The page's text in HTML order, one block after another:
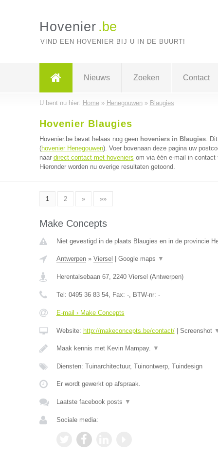
Hovenier .be
VIND EEN HOVENIER BIJ U IN DE BUURT!
Nieuws Zoeken Contact
U bent nu hier: Home» Henegouwen» Blaugies
Hovenier Blaugies
Hovenier.be bevat helaas nog geen hoveniers in Blaugies.
(hovenier Henegouwen). Voer bovenaan deze pagina uw
naar direct contact met hoveniers om via één e-mail in
Hieronder worden nu overige resultaten getoond.
1 2 » »»
Make Concepts
Niet gevestigd in de plaats Blaugies en in de provincie
Antwerpen» Viersel Google maps ▼
Herentalsebaan 67, 2240 Viersel (Antwerpen)
Tel: 0495 36 83 54, Fax: -, BTW-nr: -
E-mail › Make Concepts
Website: http://makeconcepts.be/contact/| Screenshot
Maak kennis met Kevin Mampay. ▼
Diensten: Tuinarchitectuur, Tuinontwerp, Tuindesign
Er wordt gewerkt op afspraak.
Laatste facebook posts ▼
Sociale media: